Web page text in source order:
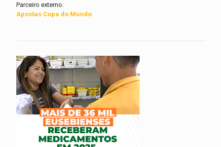
Parceiro externo:
Apostas Copa do Mundo